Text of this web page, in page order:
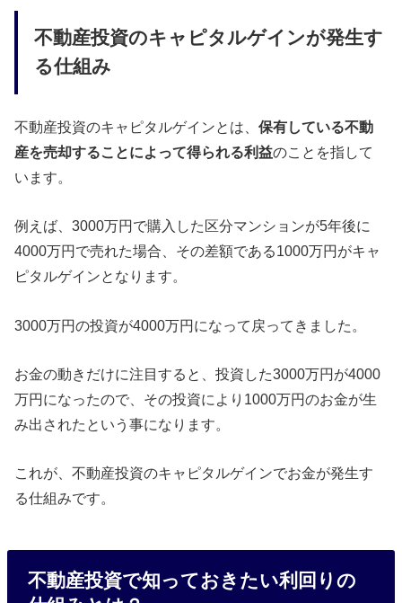
不動産投資のキャピタルゲインが発生す
る仕組み
不動産投資のキャピタルゲインとは、保有している不動
産を売却することによって得られる利益のことを指して
います。
例えば、3000万円で購入した区分マンションが5年後に
4000万円で売れた場合、その差額である1000万円がキャ
ピタルゲインとなります。
3000万円の投資が4000万円になって戻ってきました。
お金の動きだけに注目すると、投資した3000万円が4000
万円になったので、その投資により1000万円のお金が生
み出されたという事になります。
これが、不動産投資のキャピタルゲインでお金が発生す
る仕組みです。
不動産投資で知っておきたい利回りの